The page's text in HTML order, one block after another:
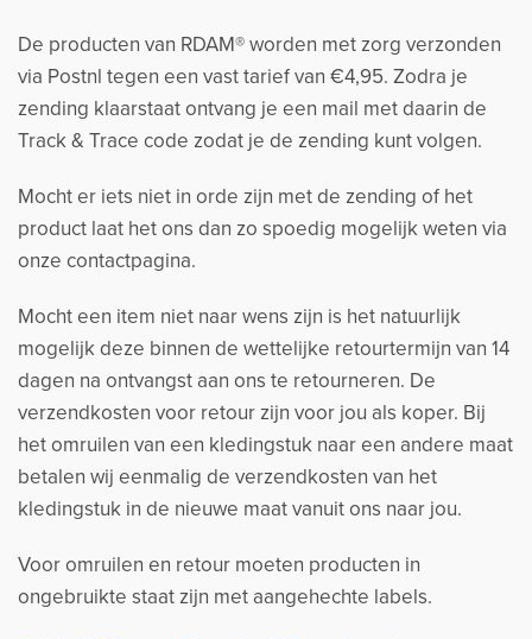
De producten van RDAM® worden met zorg verzonden
via Postnl tegen een vast tarief van €4,95. Zodra je
zending klaarstaat ontvang je een mail met daarin de
Track & Trace code zodat je de zending kunt volgen.
Mocht er iets niet in orde zijn met de zending of het
product laat het ons dan zo spoedig mogelijk weten via
onze contactpagina.
Mocht een item niet naar wens zijn is het natuurlijk
mogelijk deze binnen de wettelijke retourtermijn van 14
dagen na ontvangst aan ons te retourneren. De
verzendkosten voor retour zijn voor jou als koper. Bij
het omruilen van een kledingstuk naar een andere maat
betalen wij eenmalig de verzendkosten van het
kledingstuk in de nieuwe maat vanuit ons naar jou.
Voor omruilen en retour moeten producten in
ongebruikte staat zijn met aangehechte labels.